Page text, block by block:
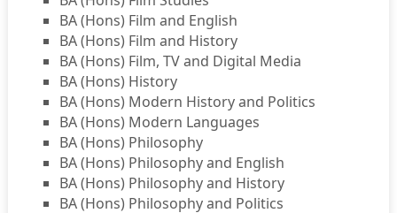
BA (Hons) Film and English
BA (Hons) Film and History
BA (Hons) Film, TV and Digital Media
BA (Hons) History
BA (Hons) Modern History and Politics
BA (Hons) Modern Languages
BA (Hons) Philosophy
BA (Hons) Philosophy and English
BA (Hons) Philosophy and History
BA (Hons) Philosophy and Politics